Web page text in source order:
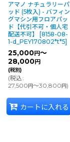
アマノ ナチュラリーパ
ッド (5枚入) - バフィン
グマシン用フロアパッ
ド【代引不可・個人宅
配送不可】
[8158-08-
1-d_PEY170802*t*5]
25,000円～
28,000円
(税別)
(税込:
27,500円～30,800円)
カートに入れる